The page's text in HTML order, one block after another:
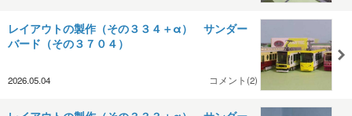
レイアウトの製作（その３３４＋α） サンダー
バード（その３７０４）
2026.05.04 コメント(2)